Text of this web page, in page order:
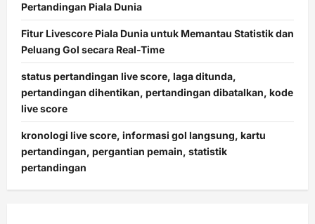
Pertandingan Piala Dunia
Fitur Livescore Piala Dunia untuk Memantau Statistik dan
Peluang Gol secara Real-Time
status pertandingan live score, laga ditunda,
pertandingan dihentikan, pertandingan dibatalkan, kode
live score
kronologi live score, informasi gol langsung, kartu
pertandingan, pergantian pemain, statistik
pertandingan